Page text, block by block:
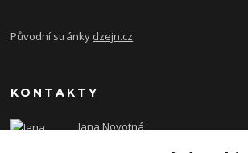
Původní stránky dzejn.cz
KONTAKTY
Jana Novotná